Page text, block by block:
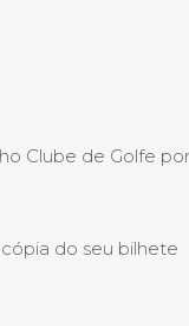
Clube de Golfe por
do seu bilhete